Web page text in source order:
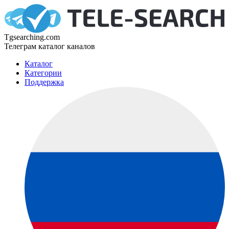
Tgsearching.com
Телеграм каталог каналов
Каталог
Категории
Поддержка